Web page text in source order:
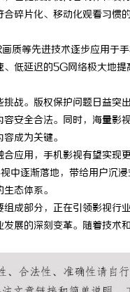
碎片化、移动化观看习
质等先进技术逐步应用于
低延迟的5G网络极大地
战。版权保护问题日益
安全合法。同时，海量
成为关键。
应用，手机影视有望实
中逐渐落地，带给用户沉
态体系。
成部分，正在引领影视
展的深刻变革。随着技
武汉配眼镜 上海配眼镜